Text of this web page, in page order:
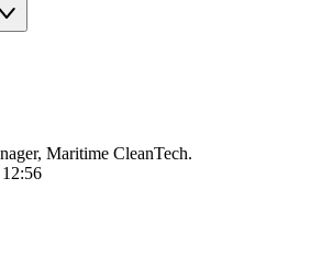
Maritime CleanTech.